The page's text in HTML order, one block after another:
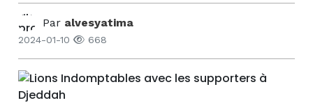
Par alvesyatima
2024-01-10 668